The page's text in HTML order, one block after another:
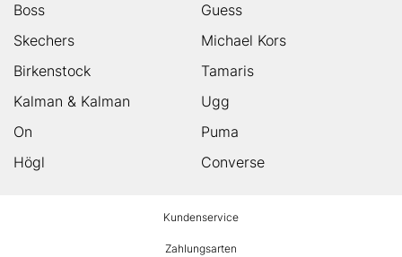
Boss
Guess
Skechers
Michael Kors
Birkenstock
Tamaris
Kalman & Kalman
Ugg
On
Puma
Högl
Converse
Kundenservice
Zahlungsarten